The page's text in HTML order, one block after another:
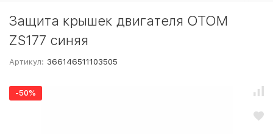
Защита крышек двигателя OTOM
ZS177 синяя
Артикул: 366146511103505
-50%